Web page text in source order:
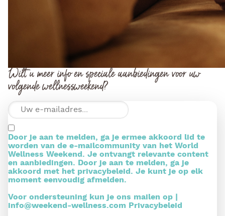
Wilt u meer info en speciale aanbiedingen voor uw
volgende wellnessweekend?
Door je aan te melden, ga je ermee akkoord lid te
worden van de e-mailcommunity van het World
Wellness Weekend. Je ontvangt relevante content
en aanbiedingen. Door je aan te melden, ga je
akkoord met het privacybeleid. Je kunt je op elk
moment eenvoudig afmelden.
Voor ondersteuning kun je ons mailen op |
info@weekend-wellness.com
Privacybeleid